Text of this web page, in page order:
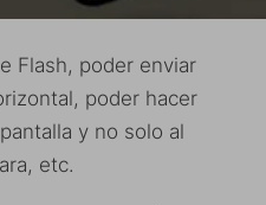
Flash, poder enviar
poder hacer
y no solo al
etc.